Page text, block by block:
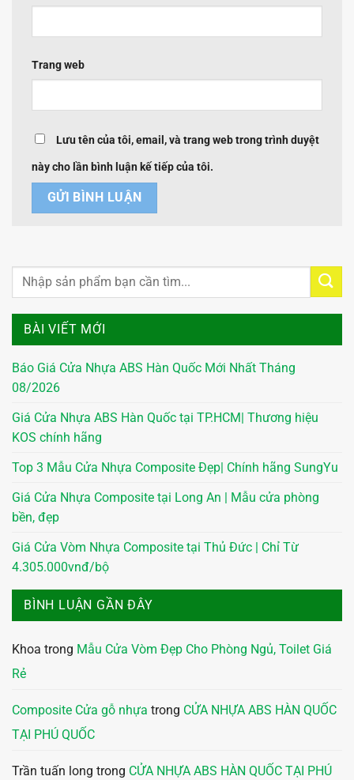
BÀI VIẾT MỚI
Báo Giá Cửa Nhựa ABS Hàn Quốc Mới Nhất Tháng
08/2026
Giá Cửa Nhựa ABS Hàn Quốc tại TP.HCM| Thương hiệu
KOS chính hãng
Top 3 Mẫu Cửa Nhựa Composite Đẹp| Chính hãng SungYu
Giá Cửa Nhựa Composite tại Long An | Mẫu cửa phòng
bền, đẹp
Giá Cửa Vòm Nhựa Composite tại Thủ Đức | Chỉ Từ
4.305.000vnđ/bộ
BÌNH LUẬN GẦN ĐÂY
Khoa trong Mẫu Cửa Vòm Đẹp Cho Phòng Ngủ, Toilet Giá
Rẻ
Composite Cửa gỗ nhựa trong CỬA NHỰA ABS HÀN QUỐC
TẠI PHÚ QUỐC
Trần tuấn long trong CỬA NHỰA ABS HÀN QUỐC TẠI PHÚ
Trang web
Lưu tên của tôi, email, và trang web trong trình duyệt
này cho lần bình luận kế tiếp của tôi.